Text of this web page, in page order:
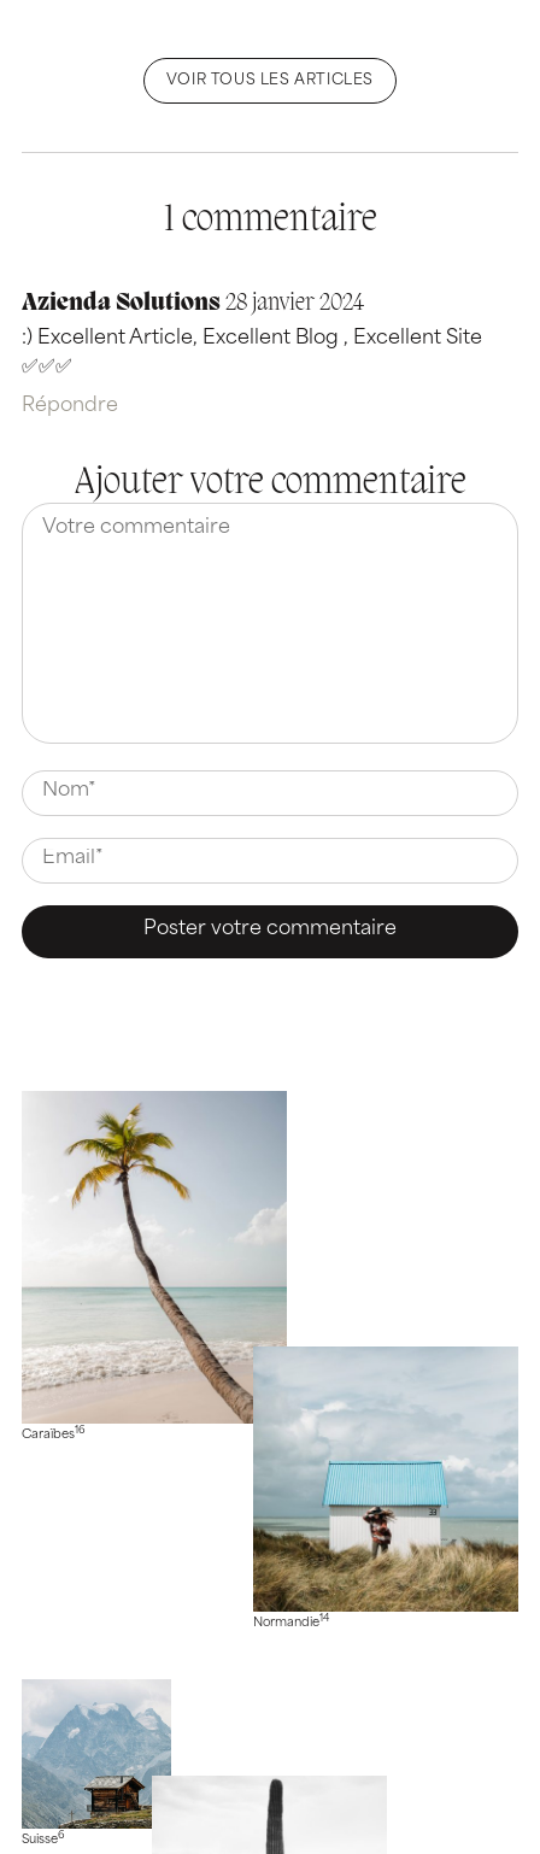
VOIR TOUS LES ARTICLES
1 commentaire
Azienda Solutions28 janvier 2024
:) Excellent Article, Excellent Blog , Excellent Site
✅✅✅
Répondre
Ajouter votre commentaire
Caraïbes16
Normandie14
Suisse6